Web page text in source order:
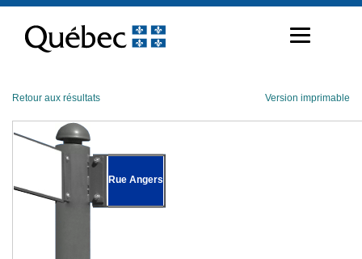
contenu
Retour aux résultats Version imprimable
Rue Angers